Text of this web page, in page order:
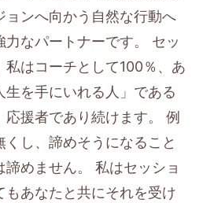
ョンへ向かう自然な行動へ
力なパートナーです。 セッ
私はコーチとして100％、あ
を手にいれる人」である
応援者であり続けます。 例
くし、諦めそうになること
めません。 私はセッショ
もあなたと共にそれを受け